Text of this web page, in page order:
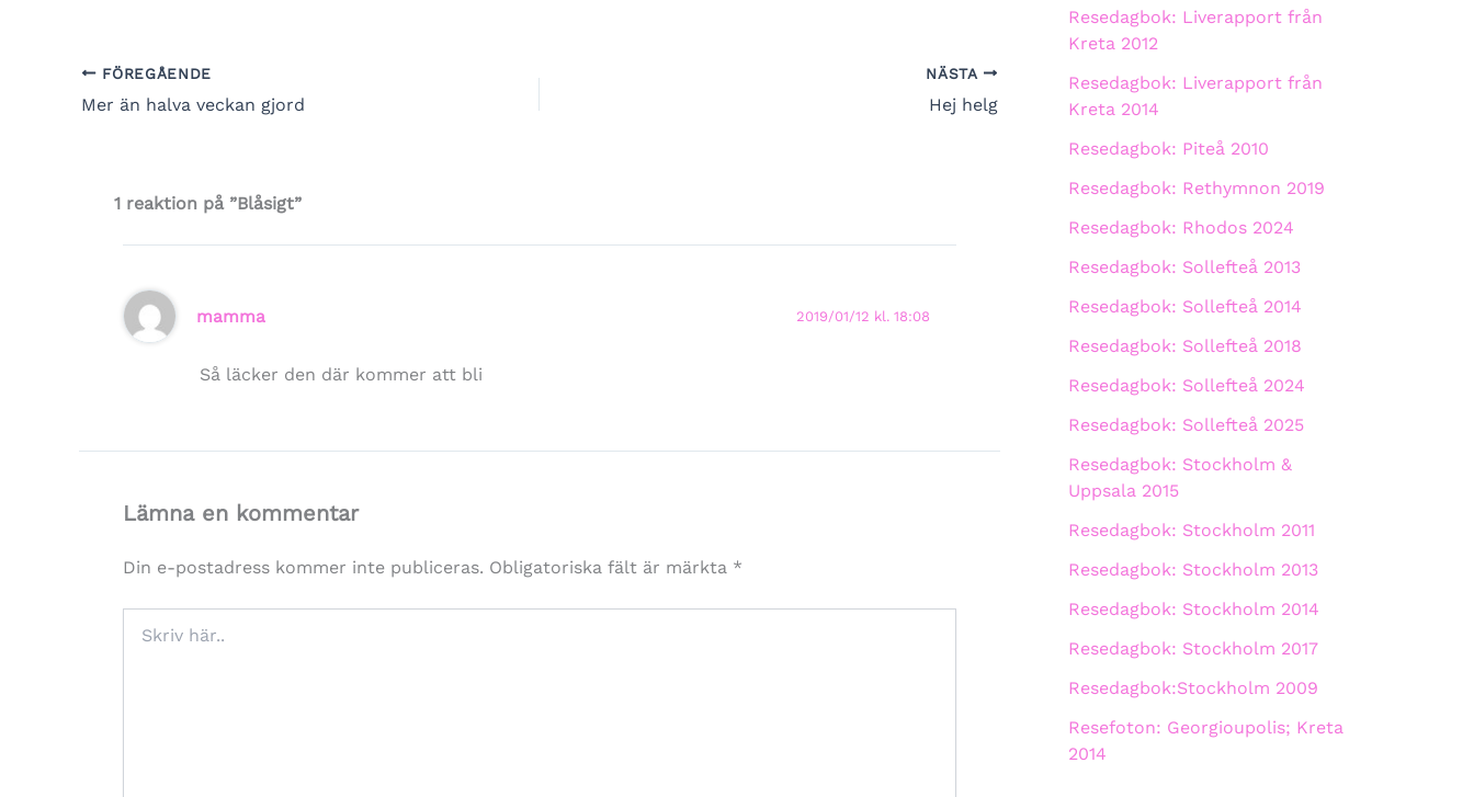
FÖREGÅENDE
Mer än halva veckan gjord
NÄSTA
Hej helg
1 reaktion på ”Blåsigt”
mamma 2019/01/12 kl. 18:08
Så läcker den där kommer att bli
Lämna en kommentar
Din e-postadress kommer inte publiceras. Obligatoriska fält är märkta *
här..
Resedagbok: Liverapport från
Kreta 2012
Resedagbok: Liverapport från
Kreta 2014
Resedagbok: Piteå 2010
Resedagbok: Rethymnon 2019
Resedagbok: Rhodos 2024
Resedagbok: Sollefteå 2013
Resedagbok: Sollefteå 2014
Resedagbok: Sollefteå 2018
Resedagbok: Sollefteå 2024
Resedagbok: Sollefteå 2025
Resedagbok: Stockholm &
Uppsala 2015
Resedagbok: Stockholm 2011
Resedagbok: Stockholm 2013
Resedagbok: Stockholm 2014
Resedagbok: Stockholm 2017
Resedagbok:Stockholm 2009
Resefoton: Georgioupolis; Kreta
2014